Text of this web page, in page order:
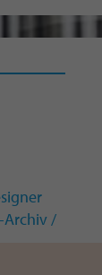
Archiv /